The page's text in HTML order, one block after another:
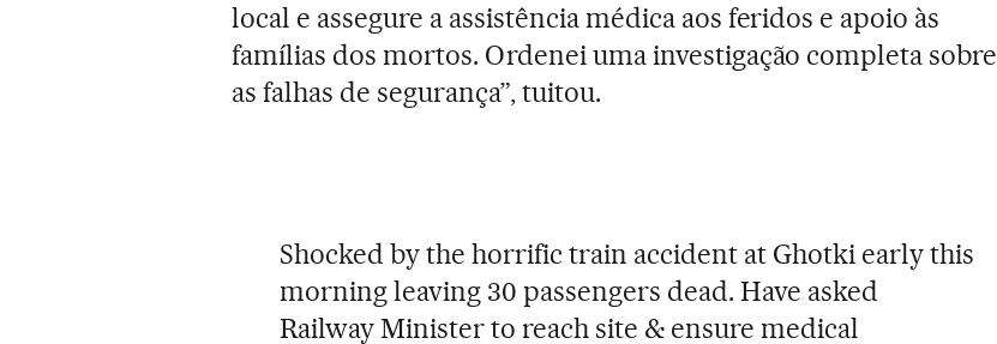
local e assegure a assistência médica aos feridos e apoio às
famílias dos mortos. Ordenei uma investigação completa sobre
as falhas de segurança”, tuitou.
Shocked by the horrific train accident at Ghotki early this
morning leaving 30 passengers dead. Have asked
Railway Minister to reach site & ensure medical